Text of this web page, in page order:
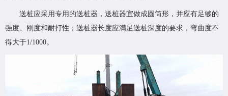
送桩应采用专用的送桩器，送桩器宜做成圆筒形，并应有足够的
强度、刚度和耐打性；送桩器长度应满足送桩深度的要求，弯曲度不
得大于1/1000。